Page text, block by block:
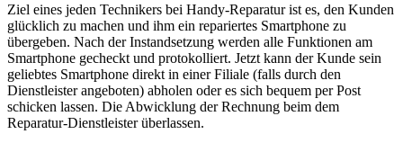
Ziel eines jeden Technikers bei Handy-Reparatur ist es, den Kunden
glücklich zu machen und ihm ein repariertes Smartphone zu
übergeben. Nach der Instandsetzung werden alle Funktionen am
Smartphone gecheckt und protokolliert. Jetzt kann der Kunde sein
geliebtes Smartphone direkt in einer Filiale (falls durch den
Dienstleister angeboten) abholen oder es sich bequem per Post
schicken lassen. Die Abwicklung der Rechnung beim dem
Reparatur-Dienstleister überlassen.